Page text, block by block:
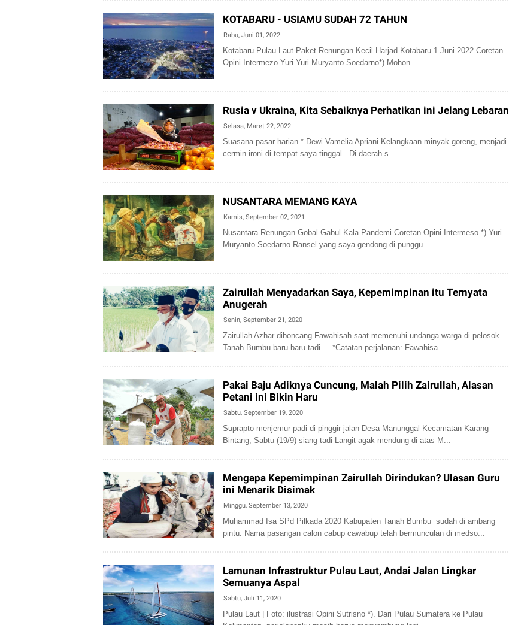
KOTABARU - USIAMU SUDAH 72 TAHUN
Rabu, Juni 01, 2022
Kotabaru Pulau Laut Paket Renungan Kecil Harjad Kotabaru 1 Juni 2022 Coretan
Opini Intermezo Yuri Yuri Muryanto Soedarno*) Mohon...
Rusia v Ukraina, Kita Sebaiknya Perhatikan ini Jelang Lebaran
Selasa, Maret 22, 2022
Suasana pasar harian * Dewi Vamelia Apriani Kelangkaan minyak goreng, menjadi
cermin ironi di tempat saya tinggal. Di daerah s...
NUSANTARA MEMANG KAYA
Kamis, September 02, 2021
Nusantara Renungan Gobal Gabul Kala Pandemi Coretan Opini Intermeso *) Yuri
Muryanto Soedarno Ransel yang saya gendong di punggu...
Zairullah Menyadarkan Saya, Kepemimpinan itu Ternyata
Anugerah
Senin, September 21, 2020
Zairullah Azhar diboncang Fawahisah saat memenuhi undanga warga di pelosok
Tanah Bumbu baru-baru tadi *Catatan perjalanan: Fawahisa...
Pakai Baju Adiknya Cuncung, Malah Pilih Zairullah, Alasan
Petani ini Bikin Haru
Sabtu, September 19, 2020
Suprapto menjemur padi di pinggir jalan Desa Manunggal Kecamatan Karang
Bintang, Sabtu (19/9) siang tadi Langit agak mendung di atas M...
Mengapa Kepemimpinan Zairullah Dirindukan? Ulasan Guru
ini Menarik Disimak
Minggu, September 13, 2020
Muhammad Isa SPd Pilkada 2020 Kabupaten Tanah Bumbu sudah di ambang
pintu. Nama pasangan calon cabup cawabup telah bermunculan di medso...
Lamunan Infrastruktur Pulau Laut, Andai Jalan Lingkar
Semuanya Aspal
Sabtu, Juli 11, 2020
Pulau Laut | Foto: ilustrasi Opini Sutrisno *). Dari Pulau Sumatera ke Pulau